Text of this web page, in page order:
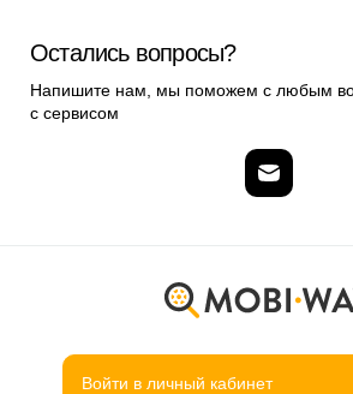
Остались вопросы?
Напишите нам, мы поможем с любым
с сервисом
Войти в личный кабинет